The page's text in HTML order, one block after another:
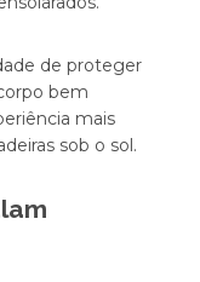
de proteger
bem
mais
sob o sol.